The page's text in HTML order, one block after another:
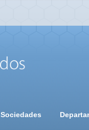
Sociedades